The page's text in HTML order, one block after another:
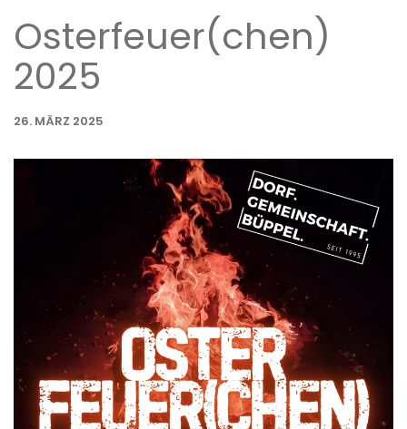
Osterfeuer(chen)
2025
26. MÄRZ 2025